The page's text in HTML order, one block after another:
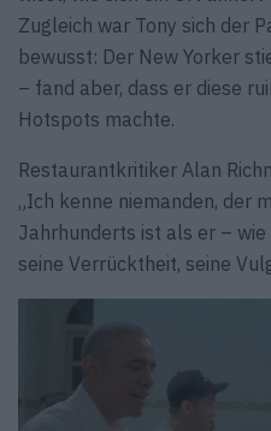
Zugleich war Tony sich der
bewusst: Der New Yorker
– fand aber, dass er diese
Hotspots machte.
Restaurantkritiker Alan
„Ich kenne niemanden, der
Jahrhunderts ist als er –
seine Verrücktheit, seine